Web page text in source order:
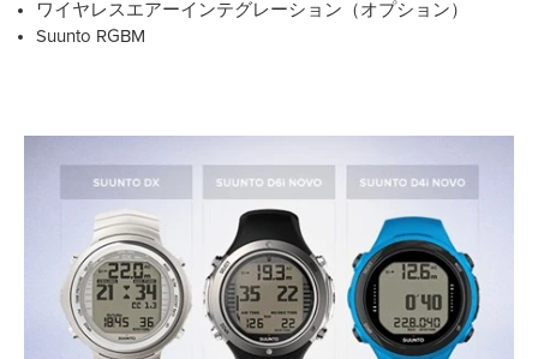
ワイヤレスエアーインテグレーション（オプション）
Suunto RGBM